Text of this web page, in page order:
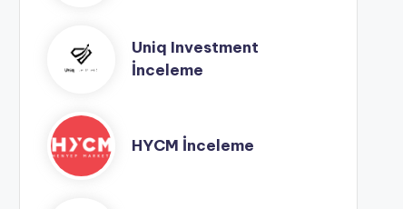
Uniq Investment
İnceleme
HYCM İnceleme